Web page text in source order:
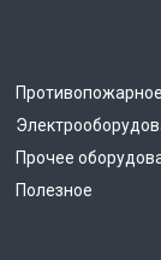
Прочее
Полезное